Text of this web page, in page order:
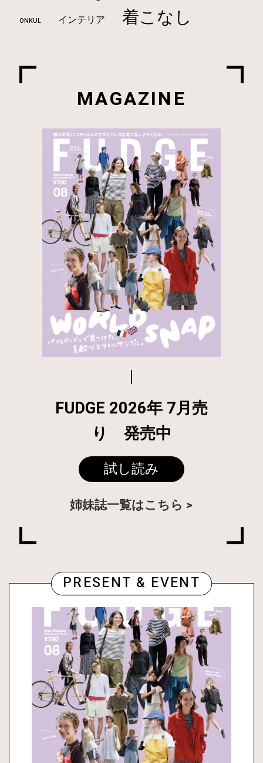
ONKUL インテリア 着こなし
MAGAZINE
FUDGE 2026年 7月売
り 発売中
試し読み
姉妹誌一覧はこちら
PRESENT & EVENT